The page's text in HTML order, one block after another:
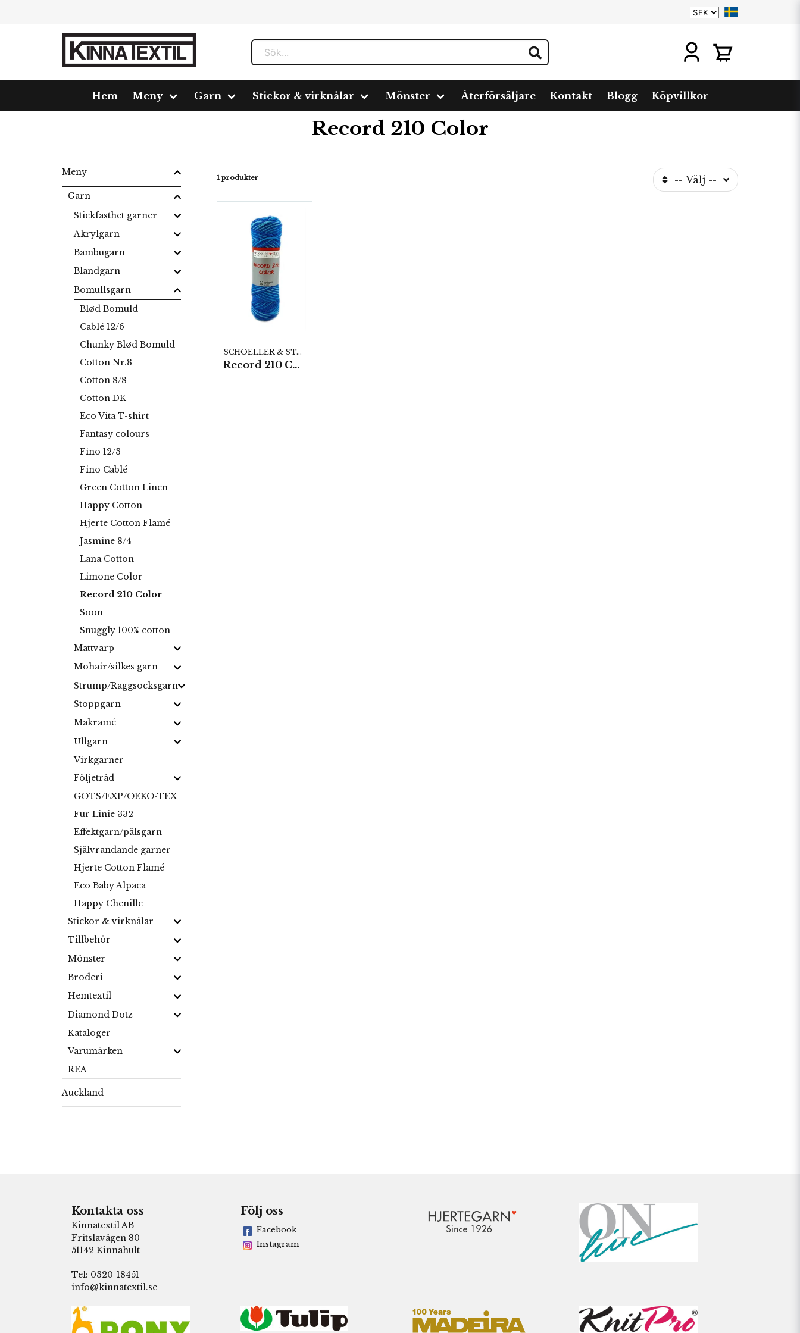
Hem Meny Garn Stickor & virknålar Mönster Återförsäljare Kontakt Blogg Köpvillkor
Meny Garn Bomullsgarn Record 210 Color
Record 210 Color
Meny
Garn
Stickfasthet garner
Akrylgarn
Bambugarn
Blandgarn
Bomullsgarn
Blød Bomuld
Cablé 12/6
Chunky Blød Bomuld
Cotton Nr.8
Cotton 8/8
Cotton DK
Eco Vita T-shirt
Fantasy colours
Fino 12/3
Fino Cablé
Green Cotton Linen
Happy Cotton
Hjerte Cotton Flamé
Jasmine 8/4
Lana Cotton
Limone Color
Record 210 Color
Soon
Snuggly 100% cotton
Mattvarp
Mohair/silkes garn
Strump/Raggsocksgarn
Stoppgarn
Makramé
Ullgarn
Virkgarner
Följetråd
GOTS/EXP/OEKO-TEX
Fur Linie 332
Effektgarn/pälsgarn
Självrandande garner
Hjerte Cotton Flamé
Eco Baby Alpaca
Happy Chenille
Stickor & virknålar
Tillbehör
Mönster
Broderi
Hemtextil
Diamond Dotz
Kataloger
Varumärken
REA
Auckland
1 produkter -- Välj --
SCHOELLER & STAHL
Record 210 Color, 10 nystan á 50gram
Kontakta oss
Kinnatextil AB
Fritslavägen 80
51142 Kinnahult
Tel: 0320-18451
info@kinnatextil.se
Följ oss
Facebook
Instagram